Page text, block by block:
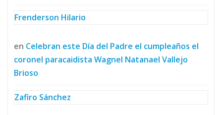
Frenderson Hilario
en Celebran este Día del Padre el cumpleaños el
coronel paracaidista Wagnel Natanael Vallejo
Brioso
Zafiro Sánchez